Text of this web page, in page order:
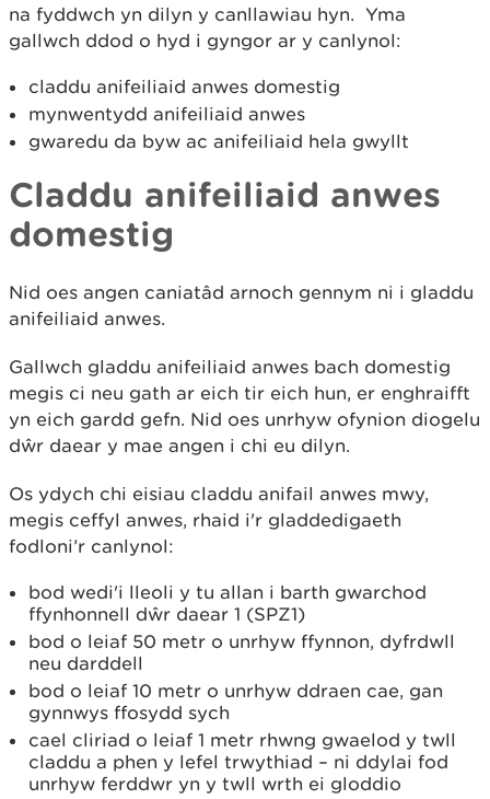
na fyddwch yn dilyn y canllawiau hyn. Yma
gallwch ddod o hyd i gyngor ar y canlynol:
claddu anifeiliaid anwes domestig
mynwentydd anifeiliaid anwes
gwaredu da byw ac anifeiliaid hela gwyllt
Claddu anifeiliaid anwes
domestig
Nid oes angen caniatâd arnoch gennym ni i gladdu
anifeiliaid anwes.
Gallwch gladdu anifeiliaid anwes bach domestig
megis ci neu gath ar eich tir eich hun, er enghraifft
yn eich gardd gefn. Nid oes unrhyw ofynion diogelu
dŵr daear y mae angen i chi eu dilyn.
Os ydych chi eisiau claddu anifail anwes mwy,
megis ceffyl anwes, rhaid i'r gladdedigaeth
fodloni’r canlynol:
bod wedi'i lleoli y tu allan i barth gwarchod
ffynhonnell dŵr daear 1 (SPZ1)
bod o leiaf 50 metr o unrhyw ffynnon, dyfrdwll
neu darddell
bod o leiaf 10 metr o unrhyw ddraen cae, gan
gynnwys ffosydd sych
cael cliriad o leiaf 1 metr rhwng gwaelod y twll
claddu a phen y lefel trwythiad – ni ddylai fod
unrhyw ferddwr yn y twll wrth ei gloddio